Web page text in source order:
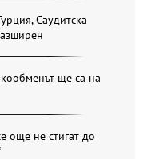
Саудитска
ще са на
още не стигат до